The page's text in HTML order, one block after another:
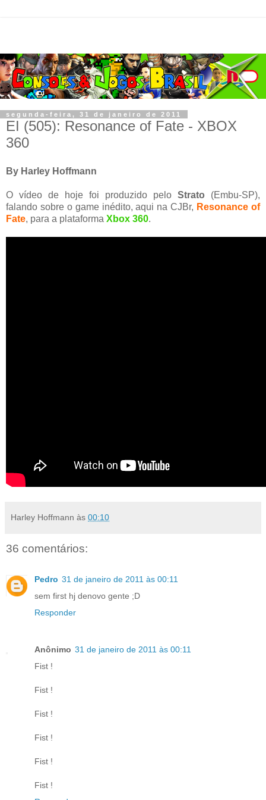
segunda-feira, 31 de janeiro de 2011
EI (505): Resonance of Fate - XBOX
360
By Harley Hoffmann
O vídeo de hoje foi produzido pelo Strato (Embu-SP),
falando sobre o game inédito, aqui na CJBr, Resonance of
Fate, para a plataforma Xbox 360.
Harley Hoffmann às 00:10
36 comentários:
Pedro 31 de janeiro de 2011 às 00:11
sem first hj denovo gente ;D
Responder
Anônimo 31 de janeiro de 2011 às 00:11
Fist !
Fist !
Fist !
Fist !
Fist !
Fist !